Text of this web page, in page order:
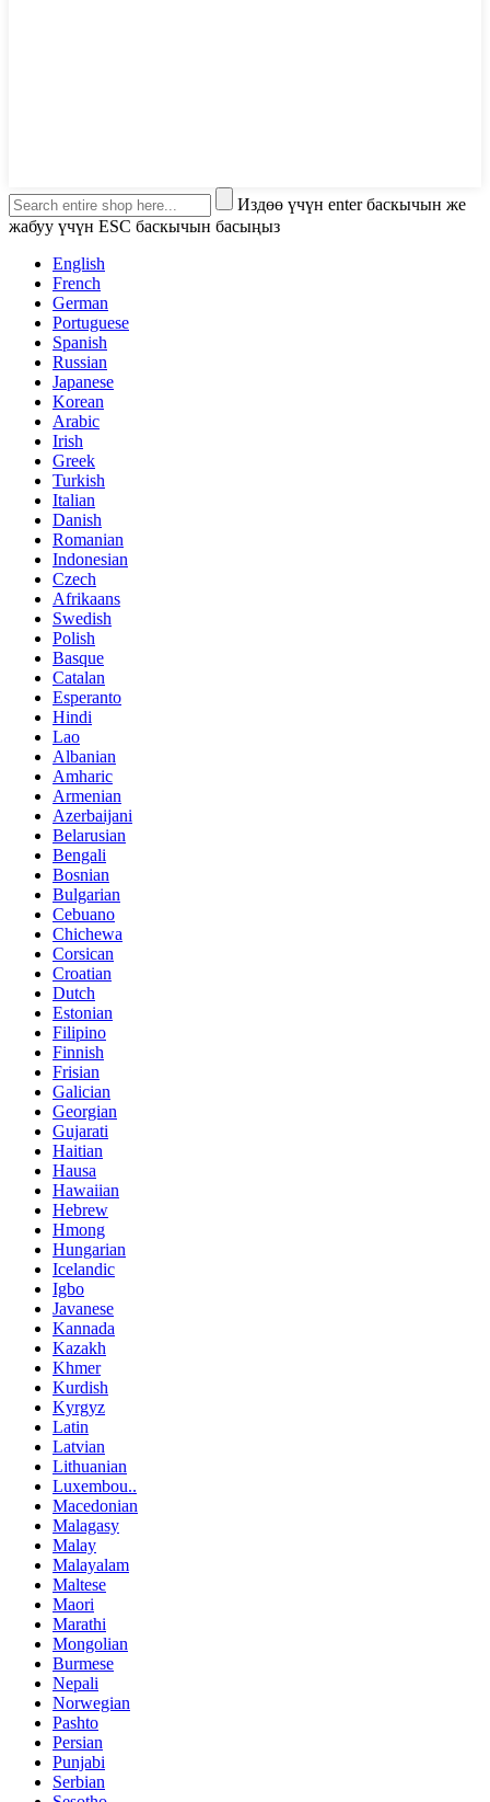
Издөө үчүн enter баскычын же
жабуу үчүн ESC баскычын басыңыз
English
French
German
Portuguese
Spanish
Russian
Japanese
Korean
Arabic
Irish
Greek
Turkish
Italian
Danish
Romanian
Indonesian
Czech
Afrikaans
Swedish
Polish
Basque
Catalan
Esperanto
Hindi
Lao
Albanian
Amharic
Armenian
Azerbaijani
Belarusian
Bengali
Bosnian
Bulgarian
Cebuano
Chichewa
Corsican
Croatian
Dutch
Estonian
Filipino
Finnish
Frisian
Galician
Georgian
Gujarati
Haitian
Hausa
Hawaiian
Hebrew
Hmong
Hungarian
Icelandic
Igbo
Javanese
Kannada
Kazakh
Khmer
Kurdish
Kyrgyz
Latin
Latvian
Lithuanian
Luxembou..
Macedonian
Malagasy
Malay
Malayalam
Maltese
Maori
Marathi
Mongolian
Burmese
Nepali
Norwegian
Pashto
Persian
Punjabi
Serbian